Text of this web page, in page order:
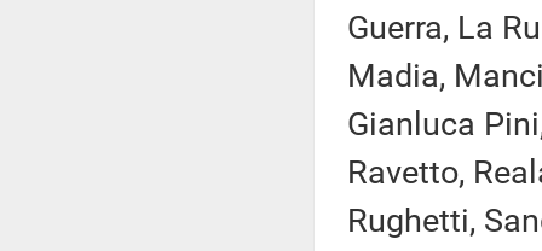
Guerra, La
Madia,
Gianluca
Ravetto,
Rughetti,